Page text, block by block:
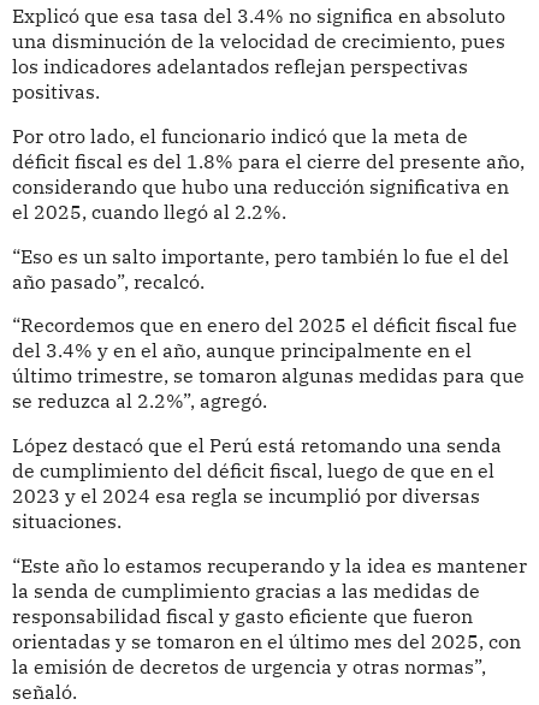
Explicó que esa tasa del 3.4% no significa en absoluto
una disminución de la velocidad de crecimiento, pues
los indicadores adelantados reflejan perspectivas
positivas.
Por otro lado, el funcionario indicó que la meta de
déficit fiscal es del 1.8% para el cierre del presente año,
considerando que hubo una reducción significativa en
el 2025, cuando llegó al 2.2%.
“Eso es un salto importante, pero también lo fue el del
año pasado”, recalcó.
“Recordemos que en enero del 2025 el déficit fiscal fue
del 3.4% y en el año, aunque principalmente en el
último trimestre, se tomaron algunas medidas para que
se reduzca al 2.2%”, agregó.
López destacó que el Perú está retomando una senda
de cumplimiento del déficit fiscal, luego de que en el
2023 y el 2024 esa regla se incumplió por diversas
situaciones.
“Este año lo estamos recuperando y la idea es mantener
la senda de cumplimiento gracias a las medidas de
responsabilidad fiscal y gasto eficiente que fueron
orientadas y se tomaron en el último mes del 2025, con
la emisión de decretos de urgencia y otras normas”,
señaló.